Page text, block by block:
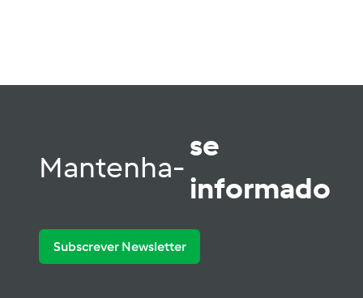
Mantenha-
se
informado
Subscrever Newsletter